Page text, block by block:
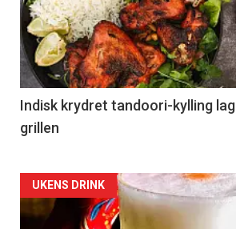
Indisk krydret tandoori-kylling
grillen
Forsiden
akkurat
UKENS DRINK